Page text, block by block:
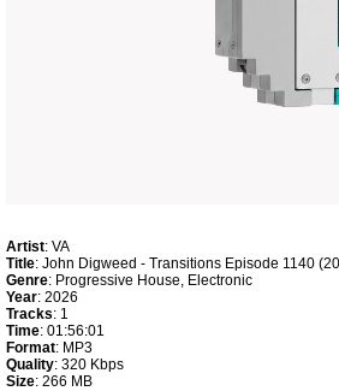
Artist: VA
Title: John Digweed - Transitions Episode 1140
Genre: Progressive House, Electronic
Year: 2026
Tracks: 1
Time: 01:56:01
Format: MP3
Quality: 320 Kbps
Size: 266 MB